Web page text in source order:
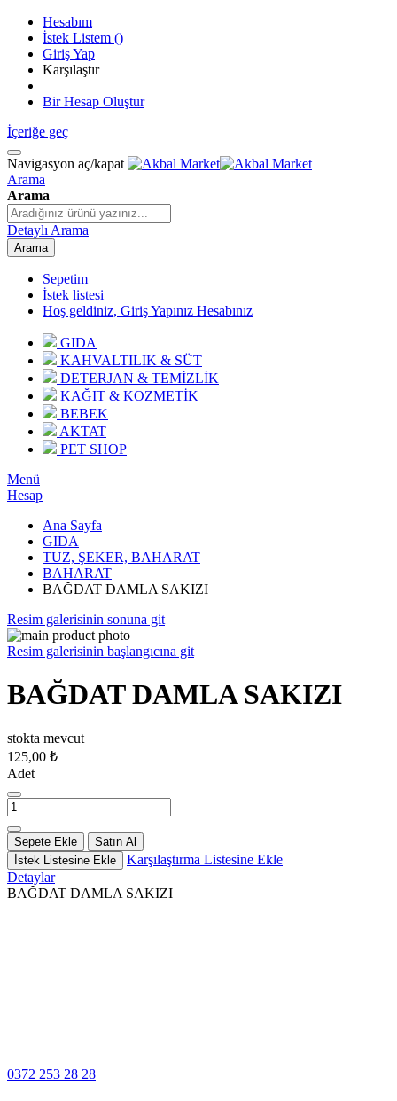
Hesabım
İstek Listem ()
Giriş Yap
Karşılaştır
Bir Hesap Oluştur
İçeriğe geç
Navigasyon aç/kapat
Arama
Arama
Detaylı Arama
Arama
Sepetim
İstek listesi
Hoş geldiniz, Giriş Yapınız Hesabınız
GIDA
KAHVALTILIK & SÜT
DETERJAN & TEMİZLİK
KAĞIT & KOZMETİK
BEBEK
AKTAT
PET SHOP
Menü
Hesap
Ana Sayfa
GIDA
TUZ, ŞEKER, BAHARAT
BAHARAT
BAĞDAT DAMLA SAKIZI
Resim galerisinin sonuna git
Resim galerisinin başlangıcına git
BAĞDAT DAMLA SAKIZI
stokta mevcut
125,00 ₺
Adet
Sepete Ekle
Satın Al
İstek Listesine Ekle
Karşılaştırma Listesine Ekle
Detaylar
BAĞDAT DAMLA SAKIZI
0372 253 28 28